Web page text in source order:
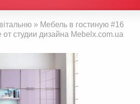
» Мебель в гостиную #16
от студии дизайна Mebelx.com.ua